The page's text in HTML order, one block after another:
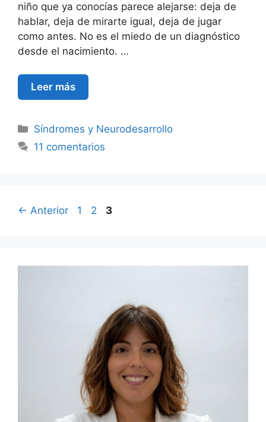
niño que ya conocías parece alejarse: deja de
hablar, deja de mirarte igual, deja de jugar
como antes. No es el miedo de un diagnóstico
desde el nacimiento. …
Leer más
Síndromes y Neurodesarrollo
11 comentarios
← Anterior 1 2 3